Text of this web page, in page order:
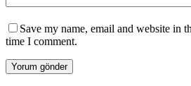
Save my name, email and website in
time I comment.
Yorum gönder